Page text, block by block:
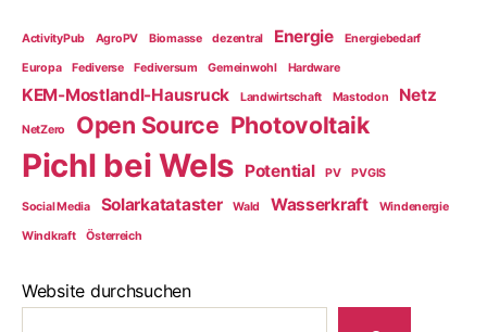
ActivityPub AgroPV Biomasse dezentral Energie Energiebedarf
Europa Fediverse Fediversum Gemeinwohl Hardware
KEM-Mostlandl-Hausruck Landwirtschaft Mastodon Netz
NetZero Open Source Photovoltaik
Pichl bei Wels Potential PV PVGIS
Social Media Solarkatataster Wald Wasserkraft Windenergie
Windkraft Österreich
Website durchsuchen